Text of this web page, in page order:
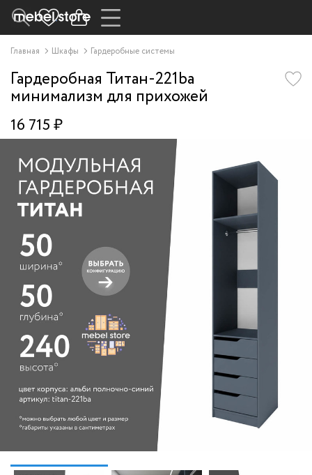
Главная Шкафы Гардеробные системы
Гардеробная Титан-221ba
минимализм для прихожей
16 715 ₽